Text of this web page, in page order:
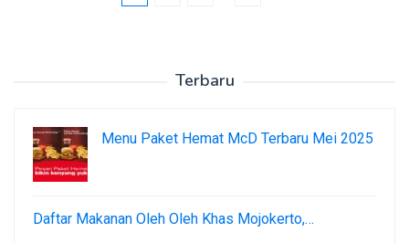
Terbaru
Menu Paket Hemat McD Terbaru Mei 2025
Daftar Makanan Oleh Oleh Khas Mojokerto,…